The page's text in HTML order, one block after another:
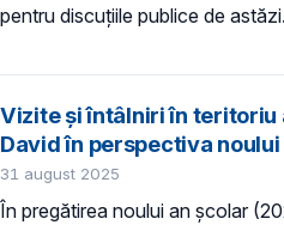
pentru discuțiile publice de astăzi.
Vizite și întâlniri în teritoriu
David în perspectiva
31 august 2025
În pregătirea noului an școlar